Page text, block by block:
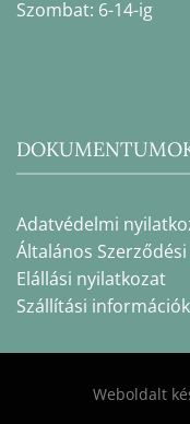
Szombat: 6-14-ig
Adatvédelmi
Általános
Elállási nyilatkozat
Szállítási információk
Weboldalt